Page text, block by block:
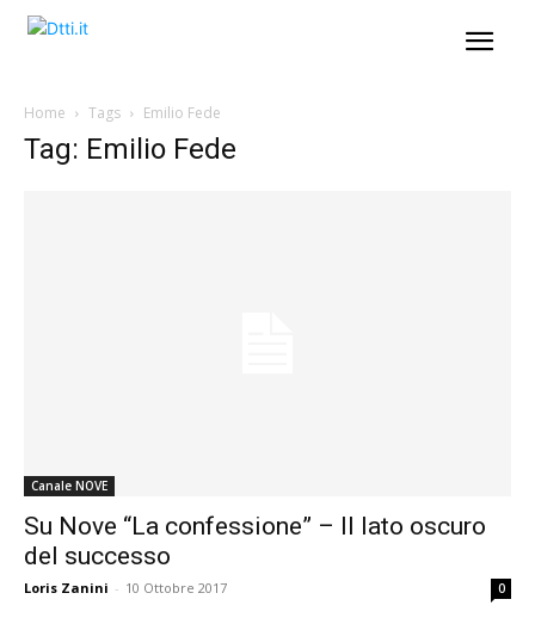
Home Tags Emilio Fede
Tag: Emilio Fede
Canale NOVE
Su Nove “La confessione” – Il lato oscuro
del successo
Loris Zanini - 10 Ottobre 2017 0